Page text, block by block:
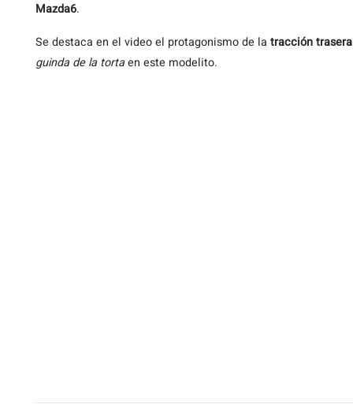
Mazda6.
Se destaca en el video el protagonismo de la tracción trasera
guinda de la tortaen este modelito.